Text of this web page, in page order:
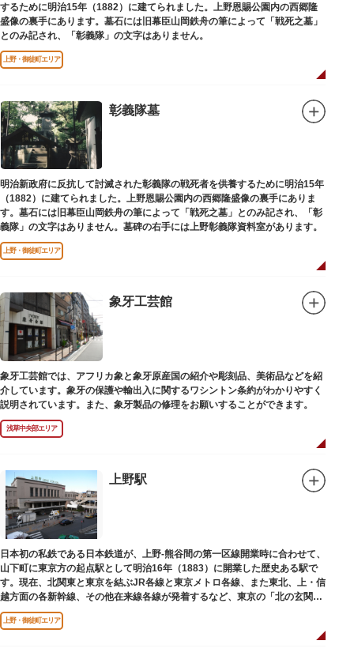
するために明治15年（1882）に建てられました。上野恩賜公園内の西郷隆
盛像の裏手にあります。墓石には旧幕臣山岡鉄舟の筆によって「戦死之墓」
とのみ記され、「彰義隊」の文字はありません。
上野・御徒町エリア
彰義隊墓
明治新政府に反抗して討滅された彰義隊の戦死者を供養するために明治15年
（1882）に建てられました。上野恩賜公園内の西郷隆盛像の裏手にありま
す。墓石には旧幕臣山岡鉄舟の筆によって「戦死之墓」とのみ記され、「彰
義隊」の文字はありません。墓碑の右手には上野彰義隊資料室があります。
上野・御徒町エリア
象牙工芸館
象牙工芸館では、アフリカ象と象牙原産国の紹介や彫刻品、美術品などを紹
介しています。象牙の保護や輸出入に関するワシントン条約がわかりやすく
説明されています。また、象牙製品の修理をお願いすることができます。
浅草中央部エリア
上野駅
日本初の私鉄である日本鉄道が、上野-熊谷間の第一区線開業時に合わせて、
山下町に東京方の起点駅として明治16年（1883）に開業した歴史ある駅で
す。現在、北関東と東京を結ぶJR各線と東京メトロ各線、また東北、上・信
越方面の各新幹線、その他在来線各線が発着するなど、東京の「北の玄関
口」として機能しています。
上野・御徒町エリア